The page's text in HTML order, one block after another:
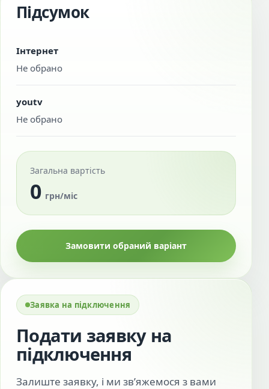
Підсумок
Інтернет
Не обрано
youtv
Не обрано
Загальна вартість
0 грн/міс
Замовити обраний варіант
Заявка на підключення
Подати заявку на
підключення
Залиште заявку, і ми зв’яжемося з вами